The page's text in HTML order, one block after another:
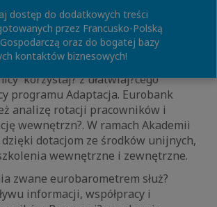
rozwoju personalnego
kompetencji i wyników
doskonal? swoje
ocenom 360 stopni i udziałowi w
- Potential,
korzystaj? z ułatwiaj?cego
programu Adaptacja. Eurobank
analizę rotacji pracowników i
wewnętrzn?. W ramach Akademii
dotacjom ze środków unijnych,
wewnętrzne i zewnętrzne.
zwane eurobarometrem służ?
informacji, współpracy i
dostęp do dodatkowych treści
przez Francusko-Polską
oraz do bogatej bazy
kontaktów biznesowych!